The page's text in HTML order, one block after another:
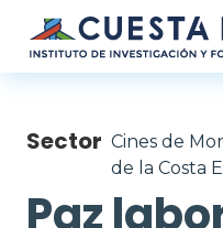
Pasar al contenido
Sector Cines de
de la Costa
Paz